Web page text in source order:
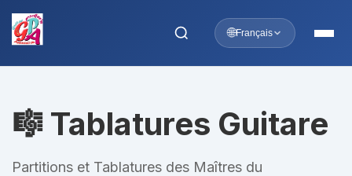
🌐Français
🎼 Tablatures Guitare
Partitions et Tablatures des Maîtres du